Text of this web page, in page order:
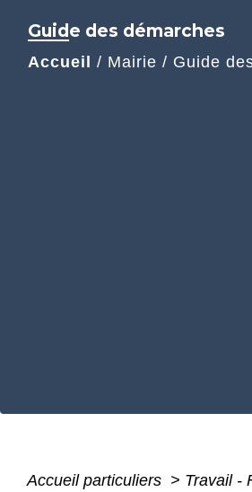
Guide des démarches
Accueil / Mairie / Guide
Accueil particuliers > Travail -